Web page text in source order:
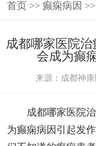
首页 >> 癫痫病因
成都哪家医院
会成为癫
来源：成都神
成都哪家医院治
为癫痫病因引起发